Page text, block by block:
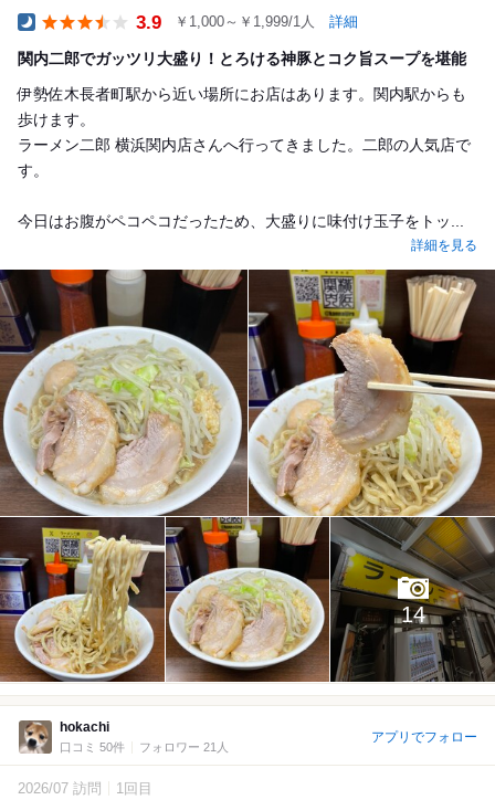
3.9 ￥1,000～￥1,999/1人 詳細
関内二郎でガッツリ大盛り！とろける神豚とコク旨スープを堪能
伊勢佐木長者町駅から近い場所にお店はあります。関内駅からも
歩けます。
ラーメン二郎 横浜関内店さんへ行ってきました。二郎の人気店で
す。
今日はお腹がペコペコだったため、大盛りに味付け玉子をトッ...
詳細を見る
14
hokachi
口コミ 50件 フォロワー 21人
アプリでフォロー
2026/07 訪問 1回目